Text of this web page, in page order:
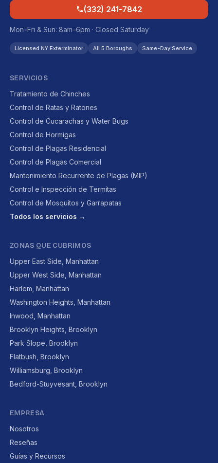
(332) 241-7842
Mon–Fri & Sun: 8am–6pm · Closed Saturday
Licensed NY Exterminator All 5 Boroughs Same-Day Service
SERVICIOS
Tratamiento de Chinches
Control de Ratas y Ratones
Control de Cucarachas y Water Bugs
Control de Hormigas
Control de Plagas Residencial
Control de Plagas Comercial
Mantenimiento Recurrente de Plagas (MIP)
Control e Inspección de Termitas
Control de Mosquitos y Garrapatas
Todos los servicios →
ZONAS QUE CUBRIMOS
Upper East Side, Manhattan
Upper West Side, Manhattan
Harlem, Manhattan
Washington Heights, Manhattan
Inwood, Manhattan
Brooklyn Heights, Brooklyn
Park Slope, Brooklyn
Flatbush, Brooklyn
Williamsburg, Brooklyn
Bedford-Stuyvesant, Brooklyn
EMPRESA
Nosotros
Reseñas
Guías y Recursos